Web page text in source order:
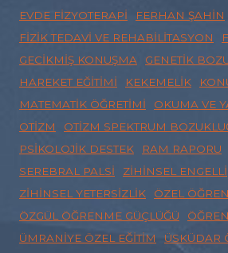
EVDE FIZYOTERAPI
FERHAN ŞAHIN
FIZIK TEDAVI VE REHABILITASYON
GECIKMIŞ KONUŞMA
GENETIK
HAREKET EĞITIMI
KEKEMELIK
MATEMATIK ÖĞRETIMI
OKUMA VE
OTIZM
OTIZM SPEKTRUM
PSIKOLOJIK DESTEK
RAM RAPORU
SEREBRAL PALSI
ZIHINSEL ENGELLI
ZIHINSEL YETERSIZLIK
ÖZEL
ÖZGÜL ÖĞRENME GÜÇLÜĞÜ
ÜMRANIYE ÖZEL EĞITIM
ÜSKÜDAR